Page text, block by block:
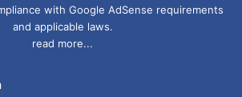
with Google AdSense requirements
and applicable laws.
read more...